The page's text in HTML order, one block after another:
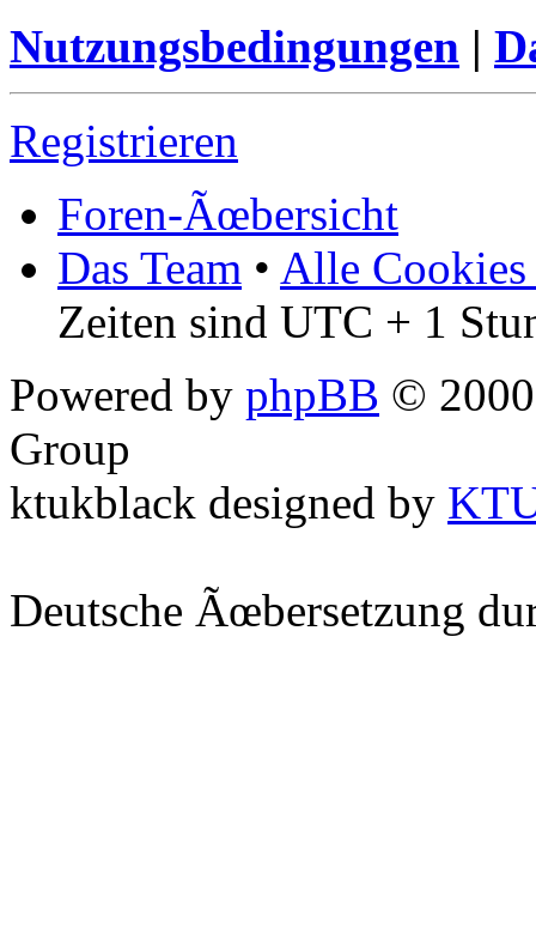
Nutzungsbedingungen |
Registrieren
Foren-Ãœbersicht
Das Team • Alle Cookies
Zeiten sind UTC + 1
Powered by phpBB ©
Group
ktukblack designed by
Deutsche Ãœbersetzung